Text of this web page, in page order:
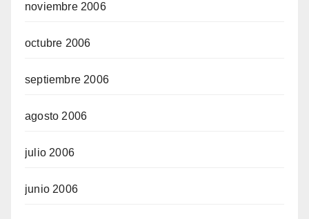
noviembre 2006
octubre 2006
septiembre 2006
agosto 2006
julio 2006
junio 2006